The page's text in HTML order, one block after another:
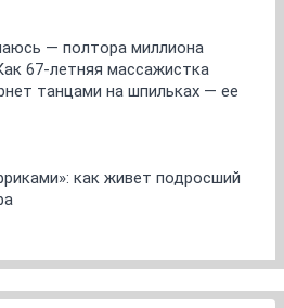
— полтора миллиона
67-летняя массажистка
танцами на шпильках — ее
как живет подросший